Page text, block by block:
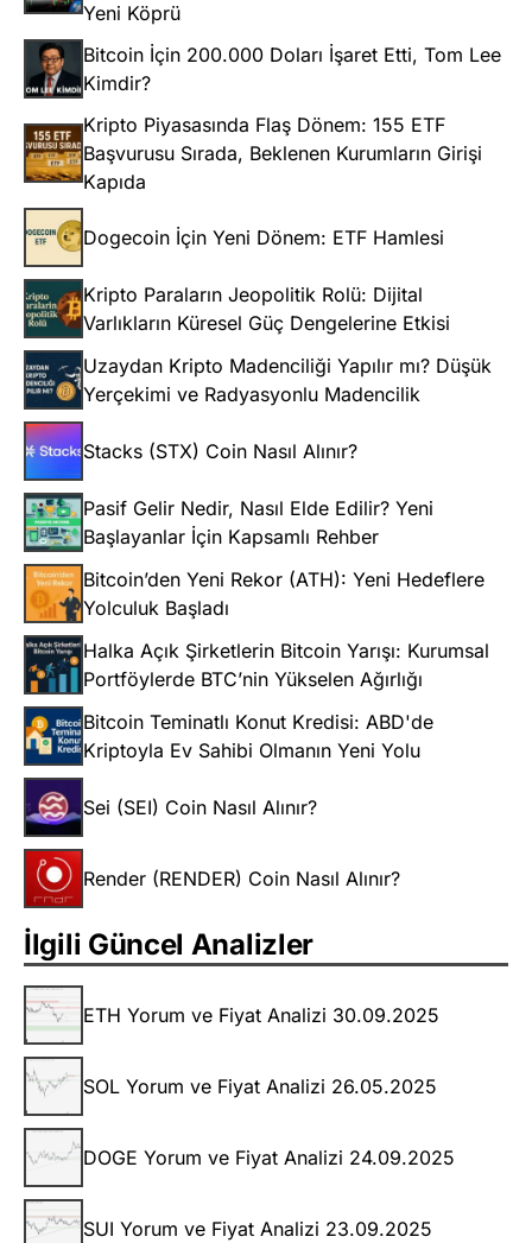
Yeni Köprü
Bitcoin İçin 200.000 Doları İşaret Etti, Tom Lee
Kimdir?
Kripto Piyasasında Flaş Dönem: 155 ETF
Başvurusu Sırada, Beklenen Kurumların Girişi
Kapıda
Dogecoin İçin Yeni Dönem: ETF Hamlesi
Kripto Paraların Jeopolitik Rolü: Dijital
Varlıkların Küresel Güç Dengelerine Etkisi
Uzaydan Kripto Madenciliği Yapılır mı? Düşük
Yerçekimi ve Radyasyonlu Madencilik
Stacks (STX) Coin Nasıl Alınır?
Pasif Gelir Nedir, Nasıl Elde Edilir? Yeni
Başlayanlar İçin Kapsamlı Rehber
Bitcoin’den Yeni Rekor (ATH): Yeni Hedeflere
Yolculuk Başladı
Halka Açık Şirketlerin Bitcoin Yarışı: Kurumsal
Portföylerde BTC’nin Yükselen Ağırlığı
Bitcoin Teminatlı Konut Kredisi: ABD'de
Kriptoyla Ev Sahibi Olmanın Yeni Yolu
Sei (SEI) Coin Nasıl Alınır?
Render (RENDER) Coin Nasıl Alınır?
İlgili Güncel Analizler
ETH Yorum ve Fiyat Analizi 30.09.2025
SOL Yorum ve Fiyat Analizi 26.05.2025
DOGE Yorum ve Fiyat Analizi 24.09.2025
SUI Yorum ve Fiyat Analizi 23.09.2025